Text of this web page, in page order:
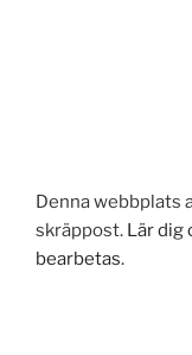
Denna webbplats
skräppost. Lär dig
bearbetas.